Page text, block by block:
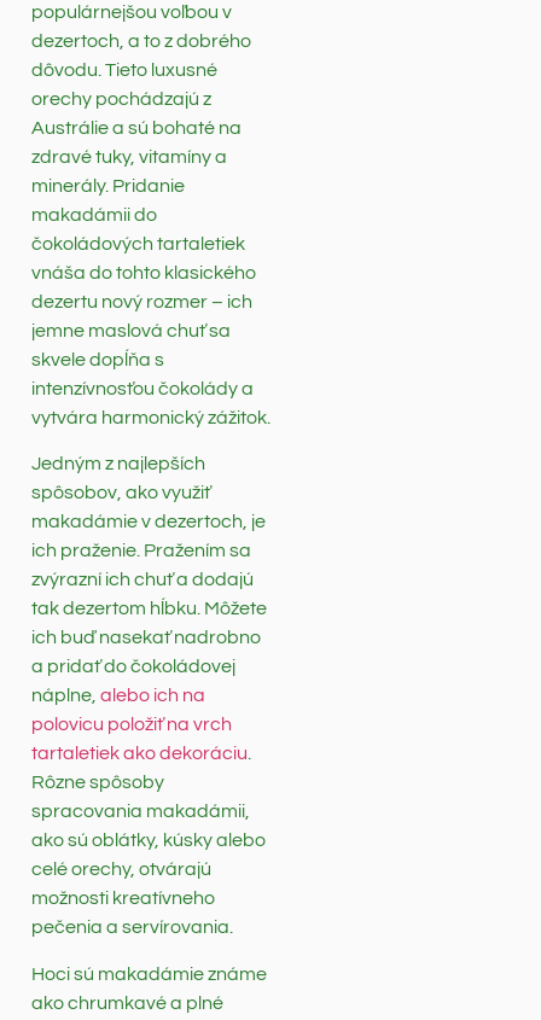
populárnejšou voľbou v
dezertoch, a to z dobrého
dôvodu. Tieto luxusné
orechy pochádzajú z
Austrálie a sú bohaté na
zdravé tuky, vitamíny a
minerály. Pridanie
makadámii do
čokoládových tartaletiek
vnáša do tohto klasického
dezertu nový rozmer – ich
jemne maslová chuť sa
skvele dopĺňa s
intenzívnosťou čokolády a
vytvára harmonický zážitok.
Jedným z najlepších
spôsobov, ako využiť
makadámie v dezertoch, je
ich praženie. Pražením sa
zvýrazní ich chuť a dodajú
tak dezertom hĺbku. Môžete
ich buď nasekať nadrobno
a pridať do čokoládovej
náplne, alebo ich na
polovicu položiť na vrch
tartaletiek ako dekoráciu.
Rôzne spôsoby
spracovania makadámii,
ako sú oblátky, kúsky alebo
celé orechy, otvárajú
možnosti kreatívneho
pečenia a servírovania.
Hoci sú makadámie známe
ako chrumkavé a plné